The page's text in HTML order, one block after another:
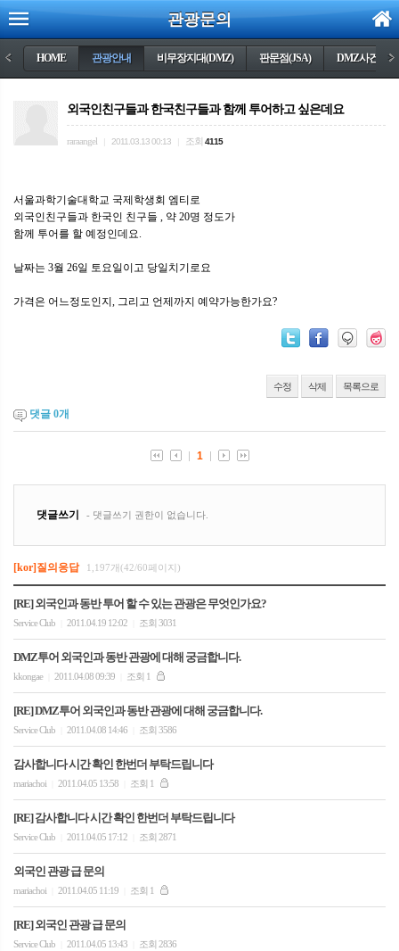
관광문의
< HOME 관광안내 비무장지대(DMZ) 판문점(JSA) DMZ사건들 >
외국인친구들과 한국친구들과 함께 투어하고 싶은데요
raraangel 2011.03.13 00:13 조회 4115
서울과학기술대학교 국제학생회 엠티로
외국인친구들과 한국인 친구들 , 약 20명 정도가
함께 투어를 할 예정인데요.
날짜는 3월 26일 토요일이고 당일치기로요
가격은 어느정도인지, 그리고 언제까지 예약가능한가요?
수정 삭제 목록으로
댓글 0개
[kor]질의응답 1,197개(42/60페이지)
[RE] 외국인과 동반 투어 할 수 있는 관광은 무엇인가요?
Service Club 2011.04.19 12:02 조회 3031
DMZ투어 외국인과 동반 관광에 대해 궁금합니다.
kkongae 2011.04.08 09:39 조회 1
[RE] DMZ투어 외국인과 동반 관광에 대해 궁금합니다.
Service Club 2011.04.08 14:46 조회 3586
감사합니다 시간 확인 한번더 부탁드립니다
mariachoi 2011.04.05 13:58 조회 1
[RE] 감사합니다 시간 확인 한번더 부탁드립니다
Service Club 2011.04.05 17:12 조회 2871
외국인 관광 급 문의
mariachoi 2011.04.05 11:19 조회 1
[RE] 외국인 관광 급 문의
Service Club 2011.04.05 13:43 조회 2836